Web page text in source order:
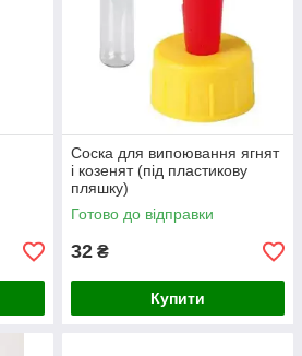
Соска для випоювання ягнят
і козенят (під пластикову
пляшку)
Готово до відправки
32 ₴
Купити